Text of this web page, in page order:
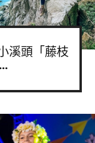
溪頭「藤枝